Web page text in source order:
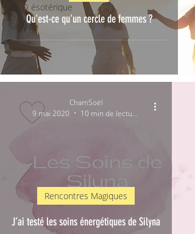
F.A.Q ésotérique
Sabbat
Qu'est-ce qu'un cercle de femmes ?
J’ai testé les soins énergétiques de Silyna
Rencontres Magiques
ChamSoël
9 mai 2020
10 min de lecture